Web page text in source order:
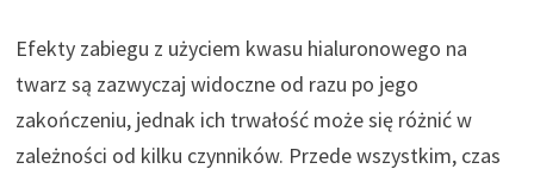
Efekty zabiegu z użyciem kwasu hialuronowego na
twarz są zazwyczaj widoczne od razu po jego
zakończeniu, jednak ich trwałość może się różnić w
zależności od kilku czynników. Przede wszystkim, czas